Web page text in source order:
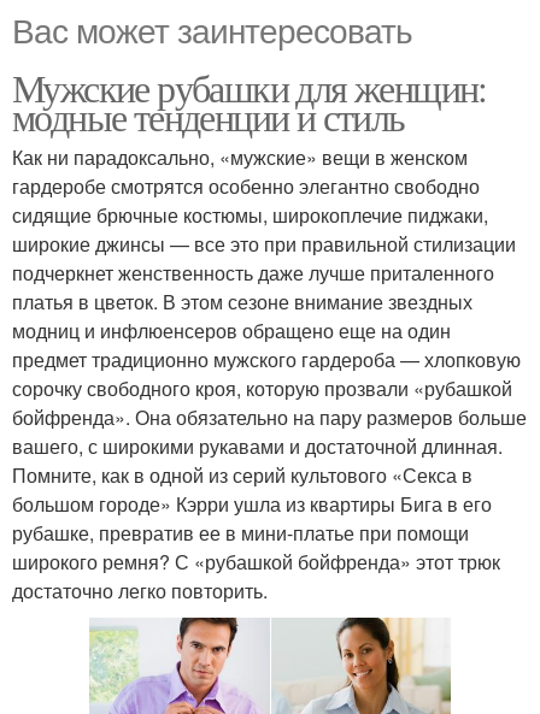
Вас может заинтересовать
Мужские рубашки для женщин:
модные тенденции и стиль
Как ни парадоксально, «мужские» вещи в женском
гардеробе смотрятся особенно элегантно свободно
сидящие брючные костюмы, широкоплечие пиджаки,
широкие джинсы — все это при правильной стилизации
подчеркнет женственность даже лучше приталенного
платья в цветок. В этом сезоне внимание звездных
модниц и инфлюенсеров обращено еще на один
предмет традиционно мужского гардероба — хлопковую
сорочку свободного кроя, которую прозвали «рубашкой
бойфренда». Она обязательно на пару размеров больше
вашего, с широкими рукавами и достаточной длинная.
Помните, как в одной из серий культового «Секса в
большом городе» Кэрри ушла из квартиры Бига в его
рубашке, превратив ее в мини-платье при помощи
широкого ремня? С «рубашкой бойфренда» этот трюк
достаточно легко повторить.